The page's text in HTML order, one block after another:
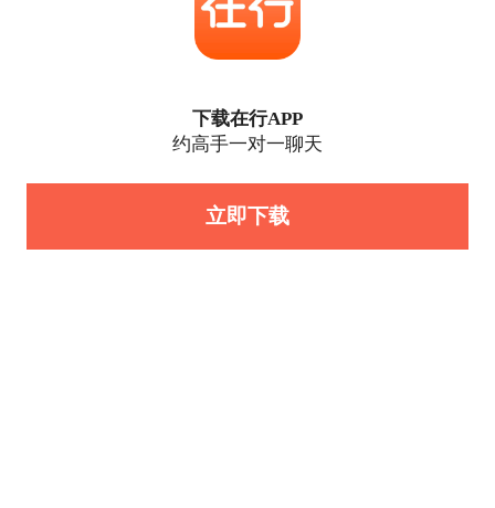
下载在行APP
约高手一对一聊天
立即下载